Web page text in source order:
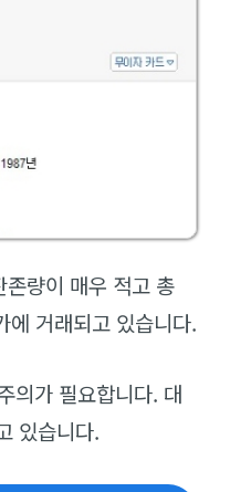
량이 매우 적고 총
거래되고 있습니다.
의가 필요합니다. 대
있습니다.